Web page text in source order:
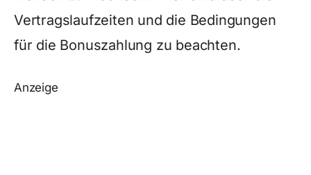
Vertragslaufzeiten und die Bedingungen
für die Bonuszahlung zu beachten.
Anzeige